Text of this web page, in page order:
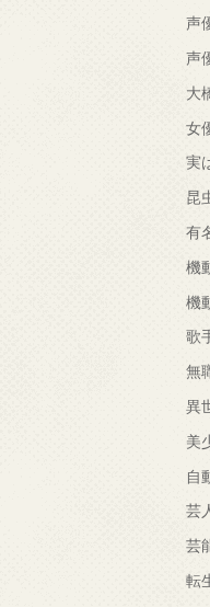
声
声
大
女
実
昆
有
機
機
歌
無
異
美
自
芸
芸
転